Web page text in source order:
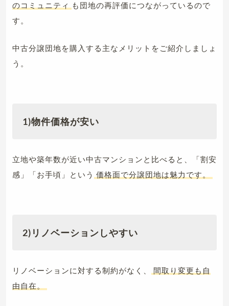
のコミュニティ
も団地の再評価につながっているので
す。
中古分譲団地を購入する主なメリットをご紹介しましょ
う。
1)物件価格が安い
立地や築年数が近い中古マンションと比べると、「割安
感」「お手頃」という 価格面で分譲団地は魅力です。
2)リノベーションしやすい
リノベーションに対する制約がなく、
間取り変更も自
由自在。